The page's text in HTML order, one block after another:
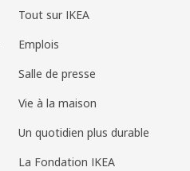
Tout sur IKEA
Emplois
Salle de presse
Vie à la maison
Un quotidien plus durable
La Fondation IKEA